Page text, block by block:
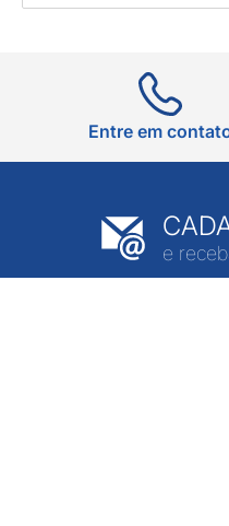
Entre em
e